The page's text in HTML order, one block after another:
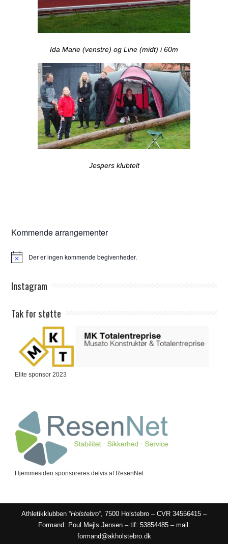
Ida Marie (venstre) og Line (midt) i 60m
Jespers klubtelt
Kommende arrangementer
Notice Der er ingen kommende begivenheder.
Instagram
Tak for støtte
Elite sponsor 2023
Hjemmesiden sponsoreres delvis af ResenNet
Athletikklubben “Holstebro”, 7500 Holstebro – CVR 34556415 –
Formand: Poul Mejls Jensen – tlf: 53854485 – mail:
formand@akholstebro.dk